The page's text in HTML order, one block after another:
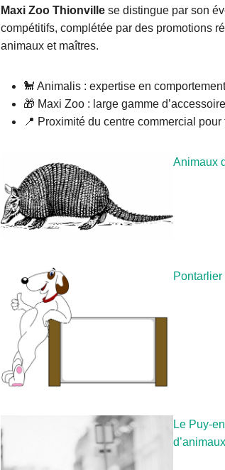
Maxi Zoo Thionville se distingue par son
compétitifs, complétée par des promotions
animaux et maîtres.
🐩 Animalis : expertise en
🎁 Maxi Zoo : large gamme
📍 Proximité du centre commercial pour
Animaux
Le Puy-
d’animaux